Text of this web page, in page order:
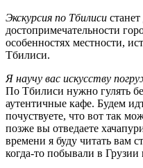
Экскурсия по Тбилиси
достопримечательности
особенностях местности,
Тбилиси.
Я научу вас искусству
По Тбилиси нужно гулять
аутентичные кафе. Будем
почуствуете, что вот так
позже вы отведаете
времени я буду читать вам
когда-то побывали в